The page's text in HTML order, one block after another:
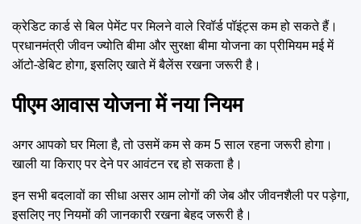
क्रेडिट कार्ड से बिल पेमेंट पर मिलने वाले रिवॉर्ड पॉइंट्स कम हो सकते हैं।
प्रधानमंत्री जीवन ज्योति बीमा और सुरक्षा बीमा योजना का प्रीमियम मई में
ऑटो-डेबिट होगा, इसलिए खाते में बैलेंस रखना जरूरी है।
पीएम आवास योजना में नया नियम
अगर आपको घर मिला है, तो उसमें कम से कम 5 साल रहना जरूरी होगा।
खाली या किराए पर देने पर आवंटन रद्द हो सकता है।
इन सभी बदलावों का सीधा असर आम लोगों की जेब और जीवनशैली पर पड़ेगा,
इसलिए नए नियमों की जानकारी रखना बेहद जरूरी है।